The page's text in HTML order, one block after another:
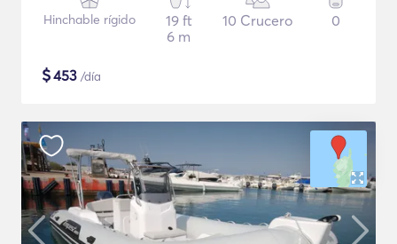
Hinchable rígido
19 ft
6 m
10 Crucero 0
$453 /día